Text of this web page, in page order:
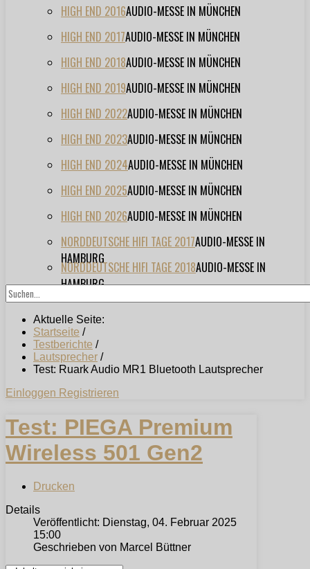
HIGH END 2016AUDIO-MESSE IN MÜNCHEN
HIGH END 2017AUDIO-MESSE IN MÜNCHEN
HIGH END 2018AUDIO-MESSE IN MÜNCHEN
HIGH END 2019AUDIO-MESSE IN MÜNCHEN
HIGH END 2022AUDIO-MESSE IN MÜNCHEN
HIGH END 2023AUDIO-MESSE IN MÜNCHEN
HIGH END 2024AUDIO-MESSE IN MÜNCHEN
HIGH END 2025AUDIO-MESSE IN MÜNCHEN
HIGH END 2026AUDIO-MESSE IN MÜNCHEN
NORDDEUTSCHE HIFI TAGE 2017AUDIO-MESSE IN
HAMBURG
NORDDEUTSCHE HIFI TAGE 2018AUDIO-MESSE IN
HAMBURG
Aktuelle Seite:
Startseite /
Testberichte /
Lautsprecher /
Test: Ruark Audio MR1 Bluetooth Lautsprecher
Einloggen Registrieren
Test: PIEGA Premium
Wireless 501 Gen2
Drucken
Details
Veröffentlicht: Dienstag, 04. Februar 2025
15:00
Geschrieben von Marcel Büttner